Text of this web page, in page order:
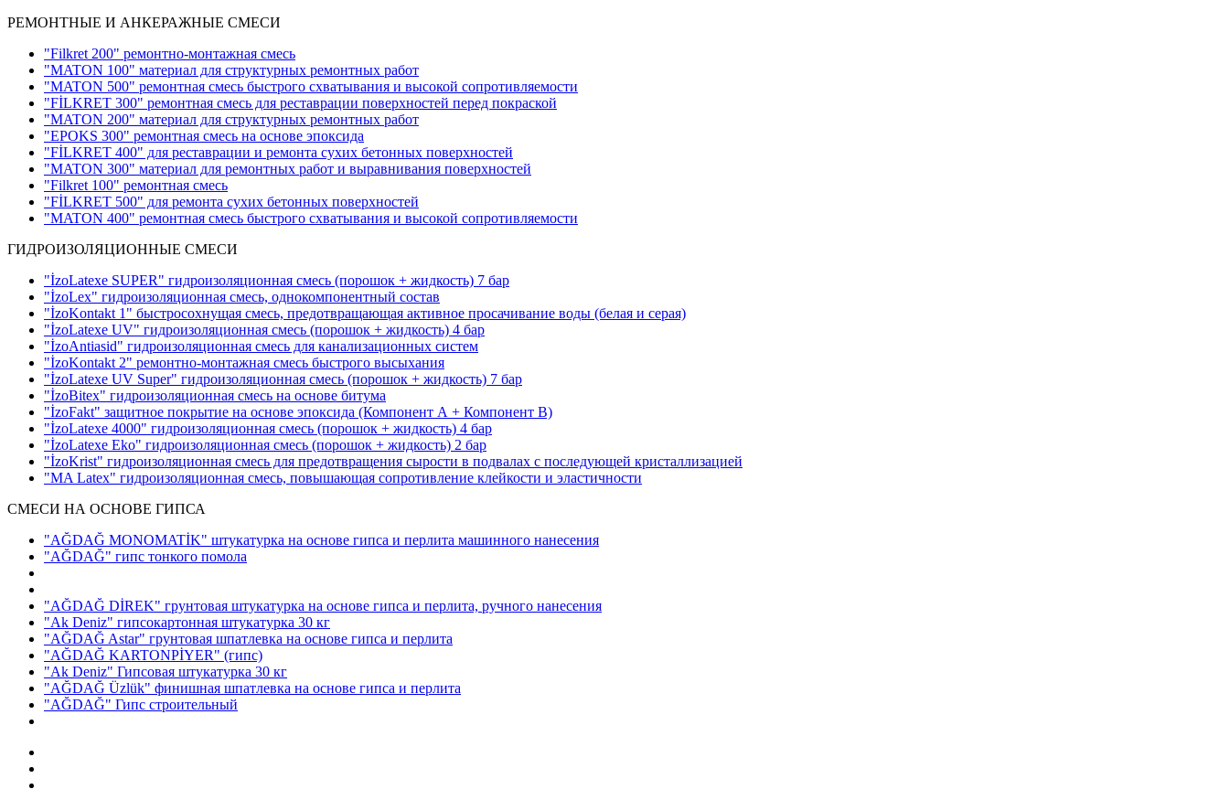
РЕМОНТНЫЕ И АНКЕРАЖНЫЕ СМЕСИ
"Filkret 200" pемонтно-монтажная смесь
"MATON 100" материал для структурных ремонтных работ
"MATON 500" ремонтная смесь быстрого схватывания и высокой сопротивляемости
"FİLKRET 300" ремонтная смесь для реставрации поверхностей перед покраской
"MATON 200" материал для структурных ремонтных работ
"EPOKS 300" ремонтная смесь на основе эпоксида
"FİLKRET 400" для реставрации и ремонта сухих бетонных поверхностей
"MATON 300" материал для ремонтных работ и выравнивания поверхностей
"Filkret 100" ремонтная смесь
"FİLKRET 500" для ремонта сухих бетонных поверхностей
"MATON 400" ремонтная смесь быстрого схватывания и высокой сопротивляемости
ГИДРОИЗОЛЯЦИОННЫЕ СМЕСИ
"İzoLatexe SUPER" гидроизоляционная смесь (порошок + жидкость) 7 бар
"İzoLex" гидроизоляционная смесь, однокомпонентный состав
"İzoKontakt 1" быстросохнущая смесь, предотвращающая активное просачивание воды (белая и серая)
"İzoLatexe UV" гидроизоляционная смесь (порошок + жидкость) 4 бар
"İzoAntiasid" гидроизоляционная смесь для канализационных систем
"İzoKontakt 2" ремонтно-монтажная смесь быстрого высыхания
"İzoLatexe UV Super" гидроизоляционная смесь (порошок + жидкость) 7 бар
"İzoBitex" гидроизоляционная смесь на основе битума
"İzoFakt" защитное покрытие на основе эпоксида (Компонент А + Компонент В)
"İzoLatexe 4000" гидроизоляционная смесь (порошок + жидкость) 4 бар
"İzoLatexe Eko" гидроизоляционная смесь (порошок + жидкость) 2 бар
"İzoKrist" гидроизоляционная смесь для предотвращения сырости в подвалах с последующей кристаллизацией
"MA Latex" гидроизоляционная смесь, повышающая сопротивление клейкости и эластичности
СМЕСИ НА ОСНОВЕ ГИПСА
"AĞDAĞ MONOMATİK" штукатурка на основе гипса и перлита машинного нанесения
"AĞDAĞ" гипс тонкого помола
"AĞDAĞ DİREK" грунтовая штукатурка на основе гипса и перлита, ручного нанесения
"Ak Deniz" гипсокартонная штукатурка 30 кг
"AĞDAĞ Astar" грунтовая шпатлевка на основе гипса и перлита
"AĞDAĞ KARTONPİYER" (гипс)
"Ak Deniz" Гипсовая штукатурка 30 кг
"AĞDAĞ Üzlük" финишная шпатлевка на основе гипса и перлита
"AĞDAĞ" Гипс строительный